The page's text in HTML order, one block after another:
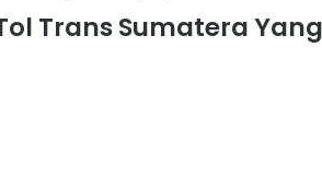
Trans Sumatera Yang